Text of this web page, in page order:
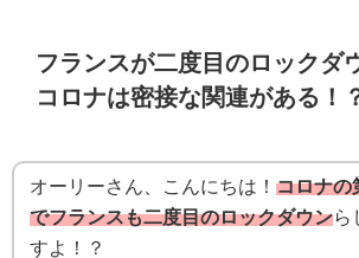
フランスが二度目のロックダ
コロナは密接な関連がある！
オーリーさん、こんにちは！ コロナの
でフランスも二度目のロックダウンら
すよ！？